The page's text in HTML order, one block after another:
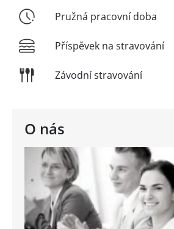
O nás
Pružná pracovní doba
Příspěvek na stravování
Závodní stravování